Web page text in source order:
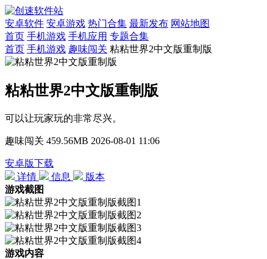
安卓软件 安卓游戏 热门合集 最新发布 网站地图
首页 手机游戏 手机应用 专题合集
首页 手机游戏 趣味闯关 粘粘世界2中文版重制版
粘粘世界2中文版重制版
可以让玩家玩的非常尽兴。
趣味闯关 459.56MB 2026-08-01 11:06
安卓版下载
详情
信息
版本
游戏截图
游戏内容